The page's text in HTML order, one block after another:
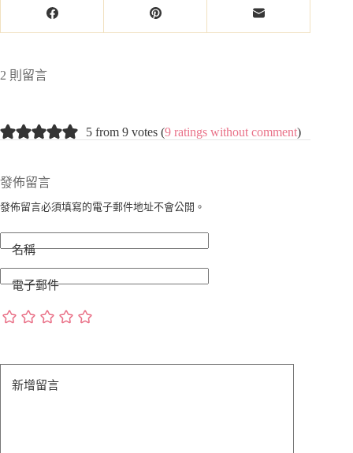
2 則留言
5 from 9 votes (9 ratings without comment)
發佈留言
發佈留言必須填寫的電子郵件地址不會公開。
名稱
電子郵件
新增留言